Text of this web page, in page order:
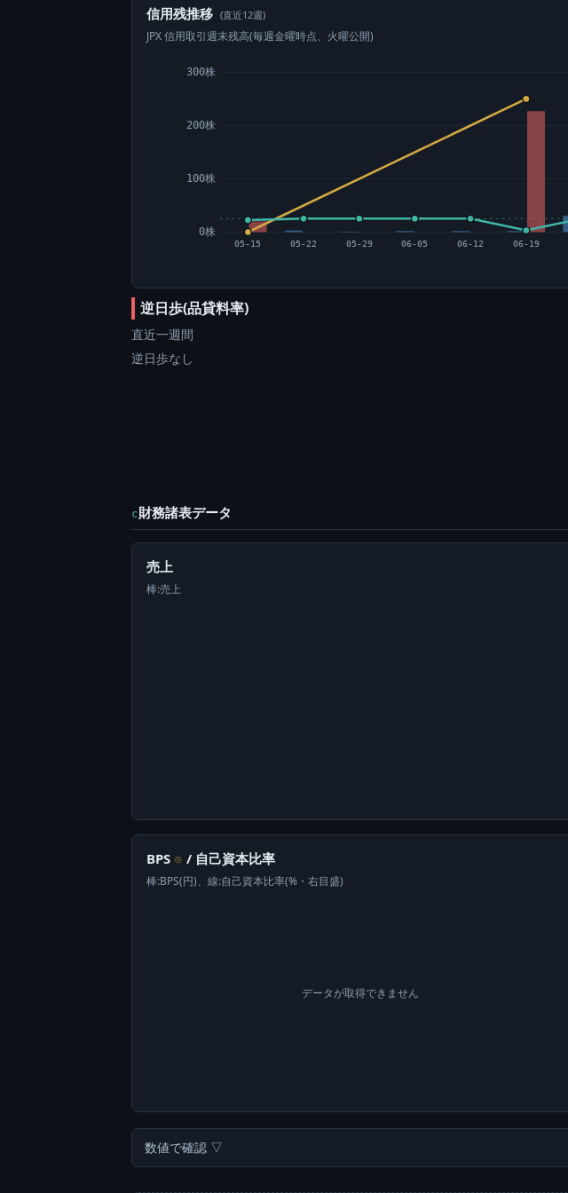
信用残推移 (直近12週)
JPX 信用取引週末残高(毎週金曜時点、火曜公開)
0株
100株
200株
300株
05-15 05-22 05-29 06-05 06-12 06-19
逆日歩(品貸料率)
直近一週間
逆日歩なし
c財務諸表データ
売上
棒:売上
BPS ⊙ / 自己資本比率
棒:BPS(円)、線:自己資本比率(%・右目盛)
データが取得できません
数値で確認 ▽